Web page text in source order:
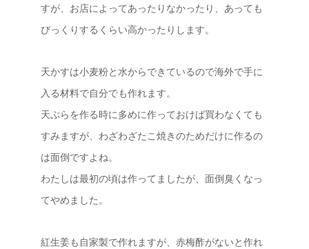
すが、お店によってあったりなかったり、あっても
びっくりするくらい高かったりします。
天かすは小麦粉と水からできているので海外で手に
入る材料で自分でも作れます。
天ぷらを作る時に多めに作っておけば買わなくても
すみますが、わざわざたこ焼きのためだけに作るの
は面倒ですよね。
わたしは最初の頃は作ってましたが、面倒臭くなっ
てやめました。
紅生姜も自家製で作れますが、赤梅酢がないと作れ